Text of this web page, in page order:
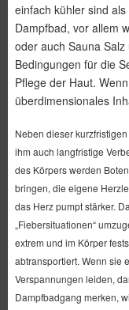
einfach kühler sind
Dampfbad, vor allem
oder auch Sauna
Bedingungen für die
Pflege der Haut.
überdimensionales
Neben dieser
ihm auch langfristige
des Körpers werden
bringen, die eigene
das Herz pumpt stärker.
„Fiebersituationen“
extrem und im Körper
abtransportiert. Wenn sie
Verspannungen leiden,
Dampfbadgang merken,